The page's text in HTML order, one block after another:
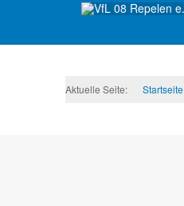
Aktuelle Seite: Startseite